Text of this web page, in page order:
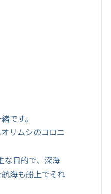
です。
リムシのコロニ
な目的で、深海
海も船上でそれ